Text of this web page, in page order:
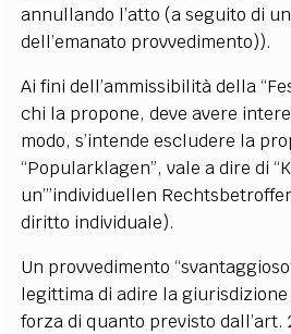
annullando l’atto (a seguito di un
dell’emanato provvedimento)).
Ai fini dell’ammissibilità della
chi la propone, deve avere
modo, s’intende escludere la
“Popularklagen”, vale a dire di
un’”individuellen
diritto individuale).
Un provvedimento
legittima di adire la
forza di quanto previsto dall’art.